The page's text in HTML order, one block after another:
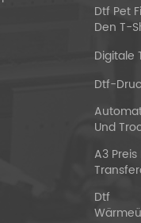
Dtf Pet
Den T-
Digitale
Dtf-
Und
A3 Preis
Dtf